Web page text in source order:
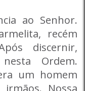
ao Senhor.
recém
discernir,
Ordem.
um homem
Nossa